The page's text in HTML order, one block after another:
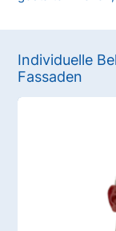
Individuelle
Fassaden